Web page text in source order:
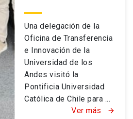
Una delegación de la
Oficina de Transferencia
e Innovación de la
Universidad de los
Andes visitó la
Pontificia Universidad
Católica de Chile para ...
Ver más
arrow_forward